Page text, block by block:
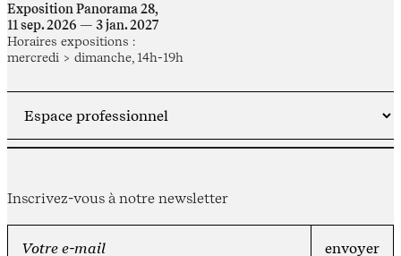
Exposition Panorama 28,
11 sep. 2026 — 3 jan. 2027
Horaires expositions :
mercredi > dimanche, 14h-19h
Inscrivez-vous à notre newsletter